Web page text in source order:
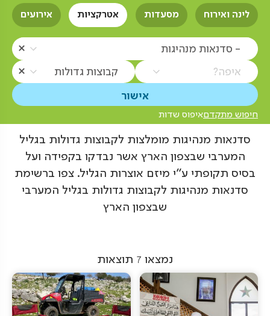
לינה ואירוח מסעדות אטרקציות אירועים
- סדנאות מנהיגות
איפה? קבוצות גדולות
חיפוש מתקדםאיפוס שדות
סדנאות מנהיגות מומלצות לקבוצות גדולות בגליל
המערבי שבצפון הארץ אשר נבדקו בקפידה ועל
בסיס תקופתי ע"י מיזם אוצרות הגליל. צפו ברשימת
סדנאות מנהיגות לקבוצות גדולות בגליל המערבי
שבצפון הארץ
נמצאו 7 תוצאות